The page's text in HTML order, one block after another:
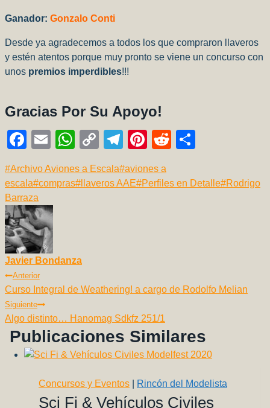
Ganador: Gonzalo Conti
Desde ya agradecemos a todos los que compraron llaveros
y estén atentos porque muy pronto se viene un concurso con
unos premios imperdibles!!!
Gracias Por Su Apoyo!
F
c
e
b
o
o
k
E
ail
W
at
p
C
p
T
e
Pi
er
R
d
m
Etiquetas
de
la
entrada:
#Archivo Aviones a Escala#aviones a
escala#compras# llaveros AAE#Perfiles en Detalle#Rodrigo
Barraza
Javier Bondanza
Navegación
De
Entradas
Anterior
Curso Integral de Weathering! a cargo de Rodolfo Melian
Siguiente
Algo distinto… Hanomag Sdkfz 251/1
Publicaciones Similares
Concursos y Eventos Rincón del Modelista
Sci Fi & Vehículos Civiles